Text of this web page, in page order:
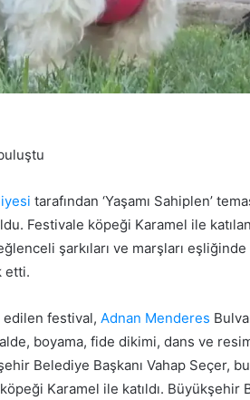
tarafından ‘Yaşamı Sahiplen’
Festivale köpeği Karamel ile
şarkıları ve marşları
etti.
festival, Adnan Menderes
boyama, fide dikimi, dans ve
Belediye Başkanı Vahap Seçer, bu
Karamel ile katıldı. Büyükşehir